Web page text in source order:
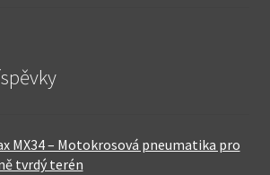
MX34 – Motokrosová pneumatika pro
tvrdý terén